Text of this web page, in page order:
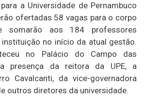
a Universidade de Pernambuco
ofertadas 58 vagas para o corpo
somarão aos 184 professores
no início da atual gestão.
no Palácio do Campo das
presença da reitora da UPE, a
Cavalcanti, da vice-governadora
outros diretores da universidade.